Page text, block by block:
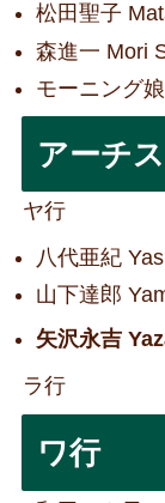
松田聖子
森進一 Mori
モーニング娘
アーチ
ヤ行
八代亜紀
山下達郎
矢沢永吉
ラ行
ワ行